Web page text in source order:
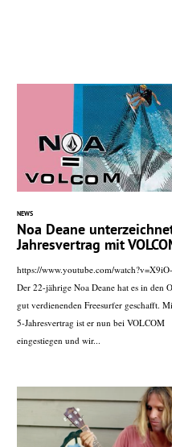
NEWS
Noa Deane
Jahresvertrag mit
https://www.youtube.com/
Der 22-jährige Noa Deane hat es in den
gut verdienenden Freesurfer geschafft.
5-Jahresvertrag ist er nun bei VOLCOM
eingestiegen und wir...